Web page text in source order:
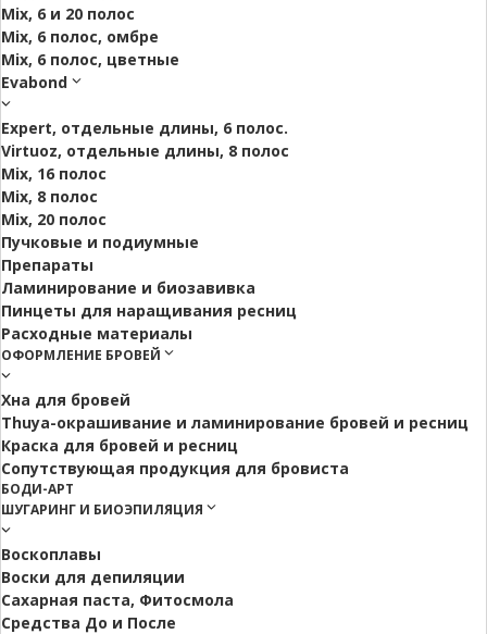
Mix, 6 и 20 полос
Mix, 6 полос, омбре
Mix, 6 полос, цветные
Evabond
Expert, отдельные длины, 6 полос.
Virtuoz, отдельные длины, 8 полос
Mix, 16 полос
Mix, 8 полос
Mix, 20 полос
Пучковые и подиумные
Препараты
Ламинирование и биозавивка
Пинцеты для наращивания ресниц
Расходные материалы
ОФОРМЛЕНИЕ БРОВЕЙ
Хна для бровей
Thuya-окрашивание и ламинирование бровей и ресниц
Краска для бровей и ресниц
Сопутствующая продукция для бровиста
БОДИ-АРТ
ШУГАРИНГ И БИОЭПИЛЯЦИЯ
Воскоплавы
Воски для депиляции
Сахарная паста, Фитосмола
Средства До и После